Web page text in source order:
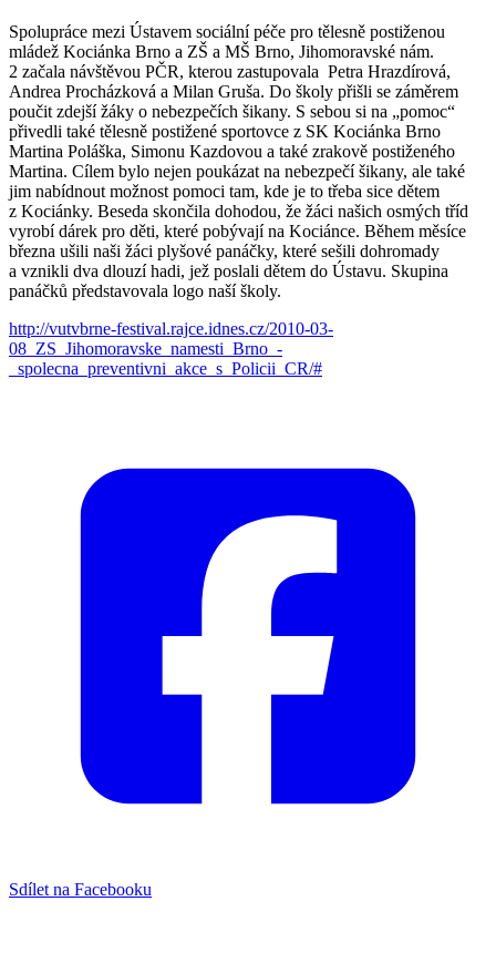
Spolupráce mezi Ústavem sociální péče pro tělesně postiženou
mládež Kociánka Brno a ZŠ a MŠ Brno, Jihomoravské nám.
2 začala návštěvou PČR, kterou zastupovala Petra Hrazdírová,
Andrea Procházková a Milan Gruša. Do školy přišli se záměrem
poučit zdejší žáky o nebezpečích šikany. S sebou si na „pomoc“
přivedli také tělesně postižené sportovce z SK Kociánka Brno
Martina Poláška, Simonu Kazdovou a také zrakově postiženého
Martina. Cílem bylo nejen poukázat na nebezpečí šikany, ale také
jim nabídnout možnost pomoci tam, kde je to třeba sice dětem
z Kociánky. Beseda skončila dohodou, že žáci našich osmých tříd
vyrobí dárek pro děti, které pobývají na Kociánce. Během měsíce
března ušili naši žáci plyšové panáčky, které sešili dohromady
a vznikli dva dlouzí hadi, jež poslali dětem do Ústavu. Skupina
panáčků představovala logo naší školy.
http://vutvbrne-festival.rajce.idnes.cz/2010-03-
08_ZS_Jihomoravske_namesti_Brno_-
_spolecna_preventivni_akce_s_Policii_CR/#
Sdílet na Facebooku